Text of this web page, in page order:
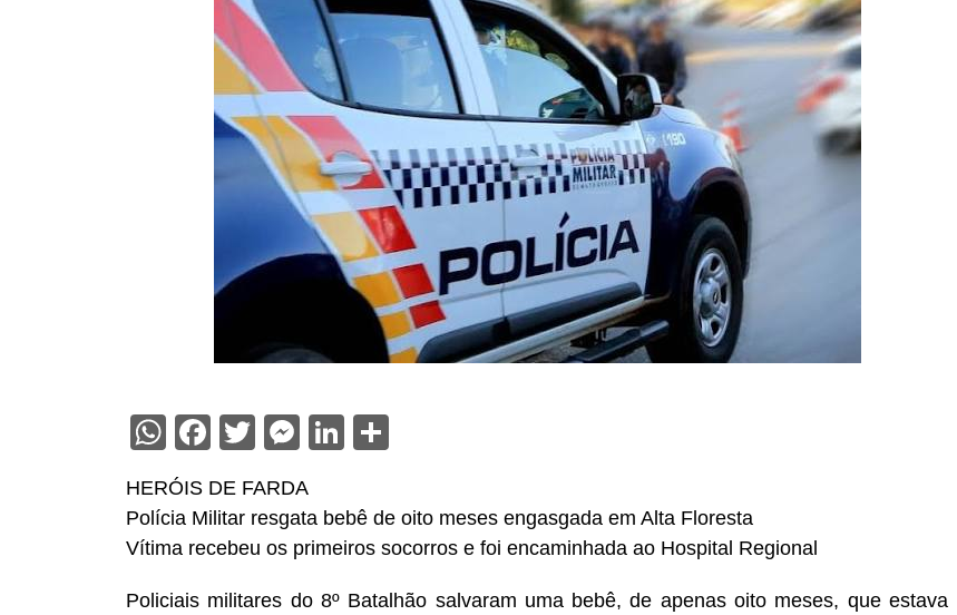
WhatsApp
Facebook
Twitter
Messenger
LinkedIn
HERÓIS DE FARDA
Polícia Militar resgata bebê de oito meses engasgada em Alta Floresta
Vítima recebeu os primeiros socorros e foi encaminhada ao Hospital Regional
Policiais militares do 8º Batalhão salvaram uma bebê, de apenas oito meses, que estava